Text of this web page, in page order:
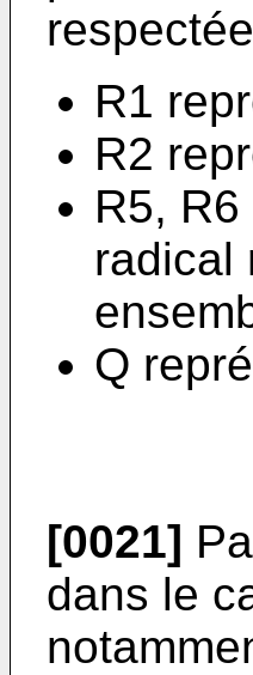
R1
R2
R5,
radical
Q
[0021]
dans le